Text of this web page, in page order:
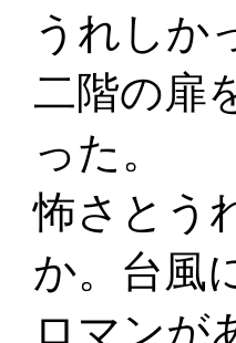
うれしか
二階の扉
った。
怖さとう
か。台風
ロマンが